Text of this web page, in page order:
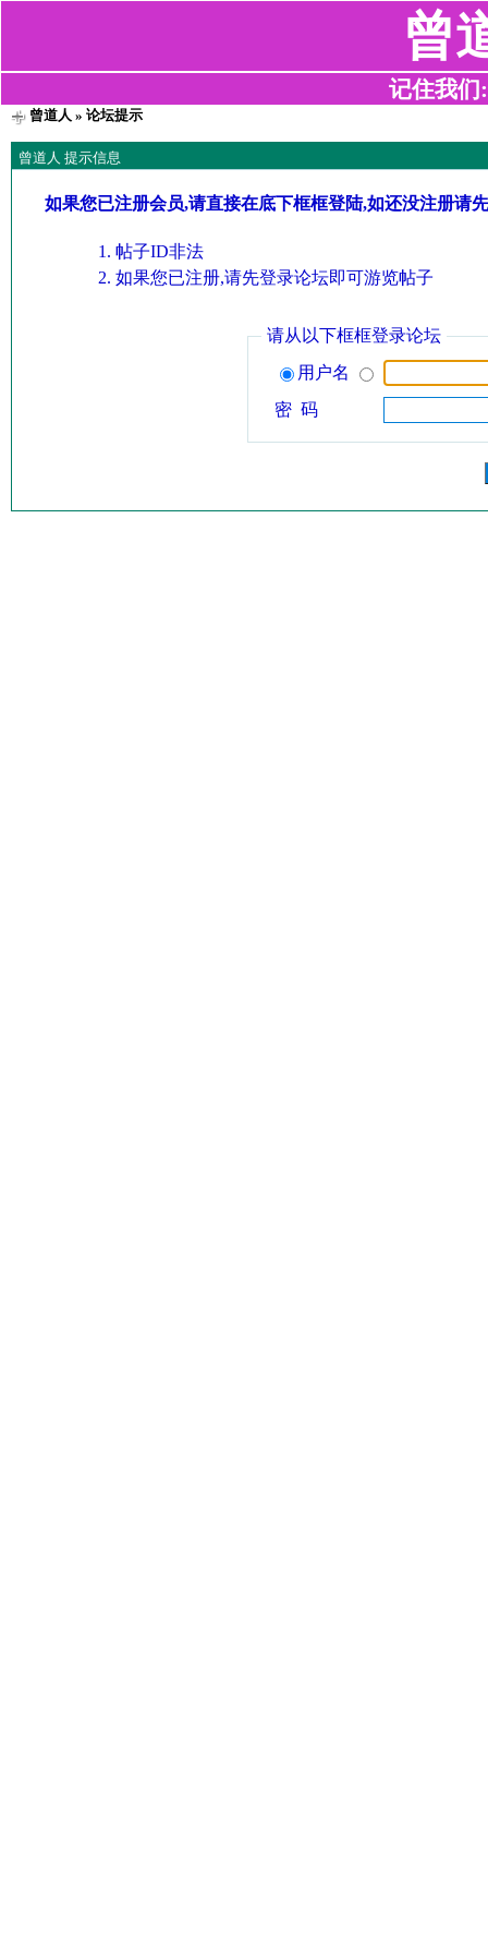
曾
记住我们
曾道人 » 论坛提示
曾道人 提示信息
如果您已注册会员,请直接在底下框框登陆,如还没注册请
帖子ID非法
如果您已注册,请先登录论坛即可游览帖子
请从以下框框登录论坛
用户名
密 码